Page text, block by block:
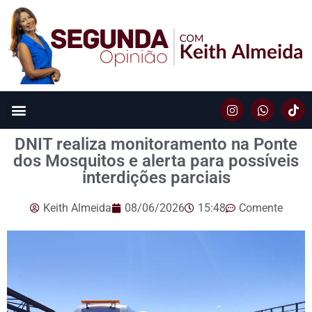
DNIT realiza monitoramento na Ponte
dos Mosquitos e alerta para possíveis
interdições parciais
Keith Almeida 08/06/2026 15:48 Comente